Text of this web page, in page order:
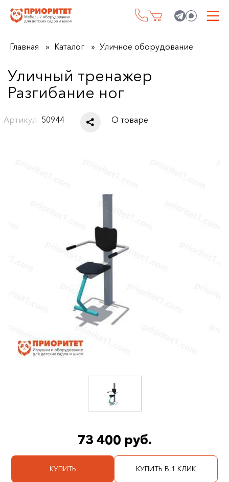
Главная Каталог Уличное оборудование
Уличный тренажер
Разгибание ног
Артикул: 50944 О товаре
73 400 руб.
КУПИТЬ КУПИТЬ В 1 КЛИК